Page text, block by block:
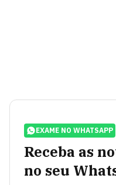
EXAME NO WHATSAPP
Receba as
no seu